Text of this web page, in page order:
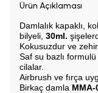
Ürün Açıklaması
Damlalık kapaklı, k
bilyeli, 30ml.
Kokusuzdur ve
Saf su bazlı
cilalar.
Airbrush ve fırça
Birkaç damla MMA-